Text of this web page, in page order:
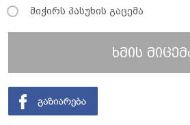
მიჭირს პასუხის გაცემა
ხმის